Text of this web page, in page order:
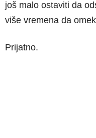
još malo ostaviti da
više vremena da
Prijatno.